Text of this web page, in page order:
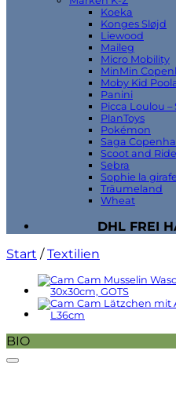
Koeka
Konges Sløjd
Liewood
Maileg
Micro Mobility
MinMin
Moby Kid
Panini
Picca Loulou –
PlanToys
Pokémon
Saga
Scoot and Ride
Sebra
Sophie la girafe
Träumeland
Wheat
DHL FREI
Start / Textilien
BIO